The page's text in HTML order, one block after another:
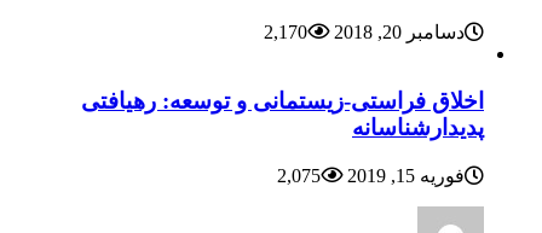
دسامبر 20, 2018 2,170
اخلاق فراستی-زیستمانی و توسعه: رهیافتی
پدیدارشناسانه
فوریه 15, 2019 2,075